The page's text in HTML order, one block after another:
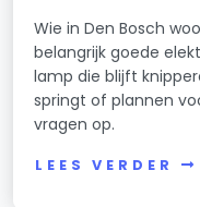
Wie in Den Bosch
belangrijk goede
lamp die blijft
springt of plannen
vragen op.
LEES VERDER